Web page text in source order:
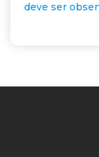
deve ser